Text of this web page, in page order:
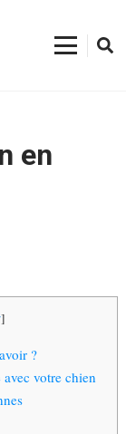
en
]
?
votre chien